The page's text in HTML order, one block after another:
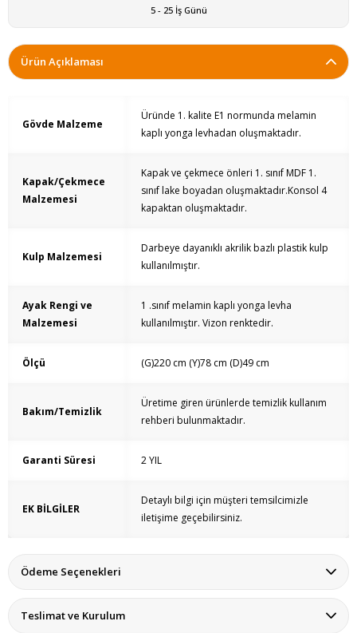
5 - 25 İş Günü
Ürün Açıklaması
Gövde Malzeme
Üründe 1. kalite E1 normunda melamin
kaplı yonga levhadan oluşmaktadır.
Kapak/Çekmece
Malzemesi
Kapak ve çekmece önleri 1. sınıf MDF 1.
sınıf lake boyadan oluşmaktadır.Konsol 4
kapaktan oluşmaktadır.
Kulp Malzemesi
Darbeye dayanıklı akrilik bazlı plastik kulp
kullanılmıştır.
Ayak Rengi ve
Malzemesi
1 .sınıf melamin kaplı yonga levha
kullanılmıştır. Vizon renktedir.
Ölçü (G)220 cm (Y)78 cm (D)49 cm
Bakım/Temizlik
Üretime giren ürünlerde temizlik kullanım
rehberi bulunmaktadır.
Garanti Süresi 2 YIL
EK BİLGİLER
Detaylı bilgi için müşteri temsilcimizle
iletişime geçebilirsiniz.
Ödeme Seçenekleri
Teslimat ve Kurulum